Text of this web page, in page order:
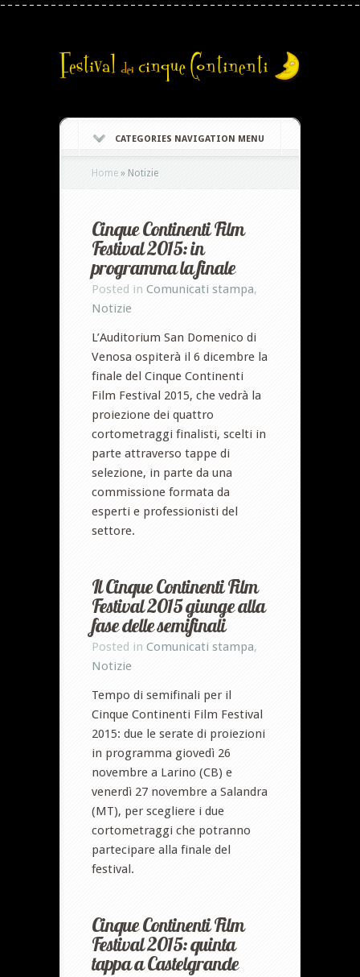
CATEGORIES NAVIGATION MENU
Home » Notizie
Cinque Continenti Film
Festival 2015: in
programma la finale
Posted in Comunicati stampa,
Notizie
L’Auditorium San Domenico di
Venosa ospiterà il 6 dicembre la
finale del Cinque Continenti
Film Festival 2015, che vedrà la
proiezione dei quattro
cortometraggi finalisti, scelti in
parte attraverso tappe di
selezione, in parte da una
commissione formata da
esperti e professionisti del
settore.
Il Cinque Continenti Film
Festival 2015 giunge alla
fase delle semifinali
Posted in Comunicati stampa,
Notizie
Tempo di semifinali per il
Cinque Continenti Film Festival
2015: due le serate di proiezioni
in programma giovedì 26
novembre a Larino (CB) e
venerdì 27 novembre a Salandra
(MT), per scegliere i due
cortometraggi che potranno
partecipare alla finale del
festival.
Cinque Continenti Film
Festival 2015: quinta
tappa a Castelgrande